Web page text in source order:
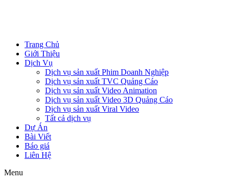
Trang Chủ
Giới Thiệu
Dịch Vụ
Dịch vụ sản xuất Phim Doanh Nghiệp
Dịch vụ sản xuất TVC Quảng Cáo
Dịch vụ sản xuất Video Animation
Dịch vụ sản xuất Video 3D Quảng Cáo
Dịch vụ sản xuất Viral Video
Tất cả dịch vụ
Dự Án
Bài Viết
Báo giá
Liên Hệ
Menu